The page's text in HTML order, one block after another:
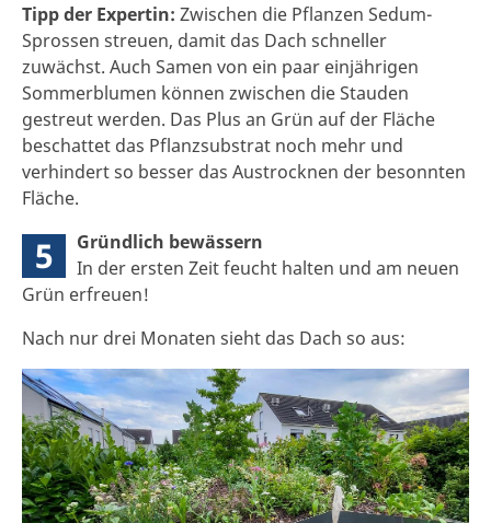
Tipp der Expertin: Zwischen die Pflanzen Sedum-
Sprossen streuen, damit das Dach schneller
zuwächst. Auch Samen von ein paar einjährigen
Sommerblumen können zwischen die Stauden
gestreut werden. Das Plus an Grün auf der Fläche
beschattet das Pflanzsubstrat noch mehr und
verhindert so besser das Austrocknen der besonnten
Fläche.
5
Gründlich bewässern
In der ersten Zeit feucht halten und am neuen
Grün erfreuen!
Nach nur drei Monaten sieht das Dach so aus: